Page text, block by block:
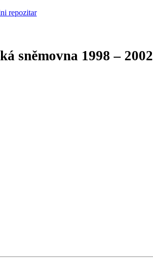
sněmovna 1998 – 2002